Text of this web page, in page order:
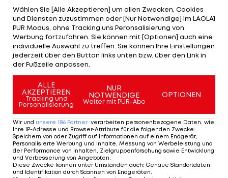
wie Leitl ausführt: "Wir müssen das realistisch
einschätzen. Die Jungs sind gut, brauchen aber
Zeit und wir brauchen Geduld mit den Spielern."
Lieberknecht-
Nachfolger gefunden
International
Ex-Salzburg-Talent bei
deutschem Zweitligisten
befördert
International
Wählen Sie [Alle Akzeptieren] um allen Zwecken, Cookies
und Diensten zuzustimmen oder [Nur Notwendige] im LAOLA1
PUR Modus, ohne Tracking uns Peronsalisierung von
Werbung fortzufahren. Sie können mit [Optionen] auch eine
individuelle Auswahl zu treffen. Sie können Ihre Einstellungen
jederzeit über den Button links unten bzw. über den Link in
der Fußzeile anpassen.
ALLE
AKZEPTIEREN
Tracking und
Personalisierung
NUR
NOTWENDIGE
Weiter mit PUR-Abo
OPTIONEN
Wir und unsere 186 Partner verarbeiten personenbezogene Daten, wie
Ihre IP-Adresse und Browser-Attribute für die folgenden Zwecke:
Speichern von oder Zugriff auf Informationen auf einem Endgerät;
Personalisierte Werbung und Inhalte, Messung von Werbeleistung und
der Performance von Inhalten, Zielgruppenforschung sowie Entwicklung
und Verbesserung von Angeboten
Diese Zwecke können unter Umständen auch: Genaue Standortdaten
und Identifikation durch Scannen von Endgeräten